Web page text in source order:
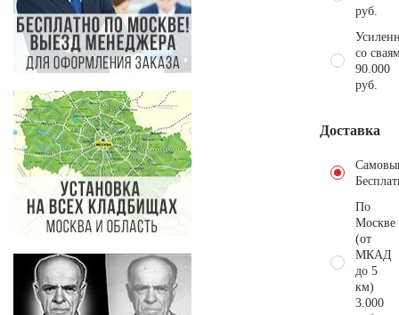
руб.
со
90.000
руб.
Доставка
По
Москве
(от
МКАД
до 5
км)
3.000